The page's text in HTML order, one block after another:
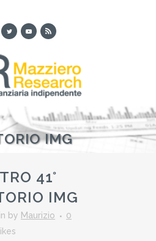
IMG
41°
IMG
in by Maurizio
0